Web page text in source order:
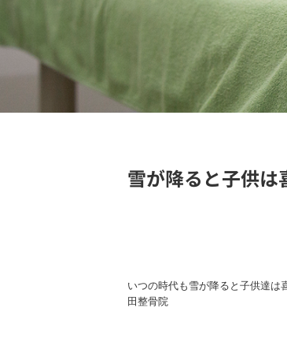
雪が降ると子供は
いつの時代も雪が降ると子供
田整骨院